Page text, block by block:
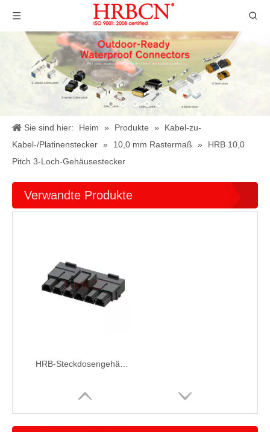
Sie sind hier: Heim » Produkte »
Kabel-zu-
Kabel-/Platinenstecker » 10,0 mm Rastermaß »
HRB 10,0
Pitch 3-Loch-Gehäusestecker
Verwandte Produkte